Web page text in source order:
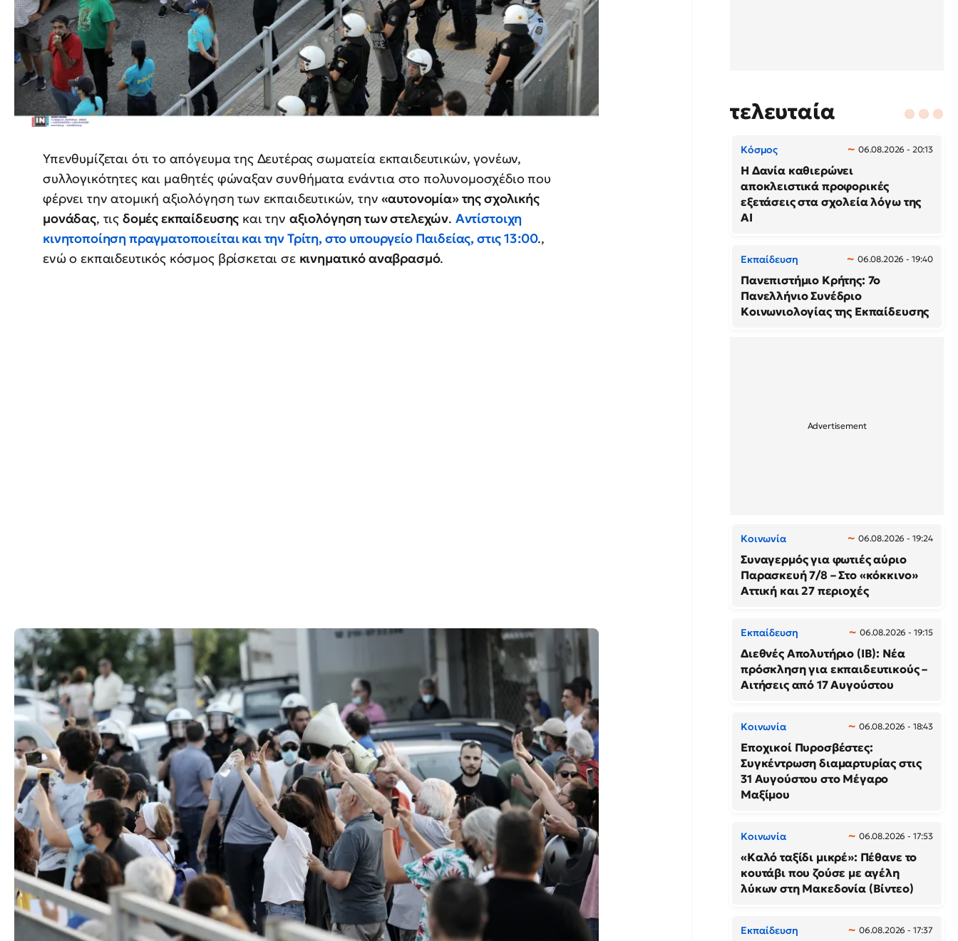
Υπενθυμίζεται ότι το απόγευμα της Δευτέρας σωματεία εκπαιδευτικών, γονέων,
συλλογικότητες και μαθητές φώναξαν συνθήματα ενάντια στο πολυνομοσχέδιο που
φέρνει την ατομική αξιολόγηση των εκπαιδευτικών, την «αυτονομία» της σχολικής
μονάδας, τις δομές εκπαίδευσης και την αξιολόγηση των στελεχών. Αντίστοιχη
κινητοποίηση πραγματοποιείται και τηνΤρίτη, στο υπουργείο Παιδείας, στις13:00.,
ενώ ο εκπαιδευτικός κόσμος βρίσκεται σε κινηματικό αναβρασμό.
τελευταία
Κόσμος 06.08.2026 - 20:13
Η Δανία καθιερώνει
αποκλειστικά προφορικές
εξετάσεις στα σχολεία λόγω της
AI
Εκπαίδευση 06.08.2026 - 19:40
Πανεπιστήμιο Κρήτης: 7ο
Πανελλήνιο Συνέδριο
Κοινωνιολογίας της Εκπαίδευσης
Κοινωνία 06.08.2026 - 19:24
Συναγερμός για φωτιές αύριο
Παρασκευή 7/8 – Στο «κόκκινο»
Αττική και 27 περιοχές
Εκπαίδευση 06.08.2026 - 19:15
Διεθνές Απολυτήριο (IB): Νέα
πρόσκληση για εκπαιδευτικούς –
Αιτήσεις από 17 Αυγούστου
Κοινωνία 06.08.2026 - 18:43
Εποχικοί Πυροσβέστες:
Συγκέντρωση διαμαρτυρίας στις
31 Αυγούστου στο Μέγαρο
Μαξίμου
Κοινωνία 06.08.2026 - 17:53
«Καλό ταξίδι μικρέ»: Πέθανε το
κουτάβι που ζούσε με αγέλη
λύκων στη Μακεδονία (Βίντεο)
Εκπαίδευση 06.08.2026 - 17:37